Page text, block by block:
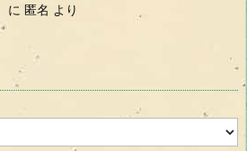
に 匿名 より